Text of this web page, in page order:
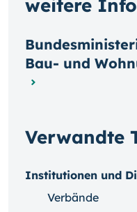
Verwandte
Institutionen und
Verbände
weitere
Bau- und